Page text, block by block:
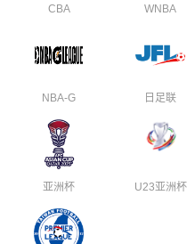
CBA WNBA
NBA-G 日足联
亚洲杯 U23亚洲杯